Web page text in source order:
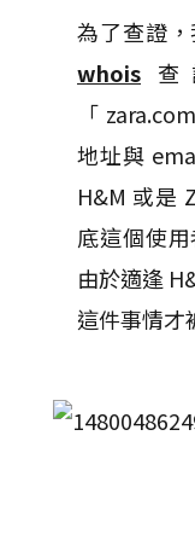
為了查證
whois 查
「
地址與
H&M 或是
底這個使
由於適逢
這件事情才